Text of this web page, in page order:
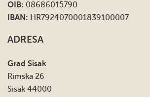
OIB: 08686015790
IBAN: HR7924070001839100007
ADRESA
Grad Sisak
Rimska 26
Sisak 44000